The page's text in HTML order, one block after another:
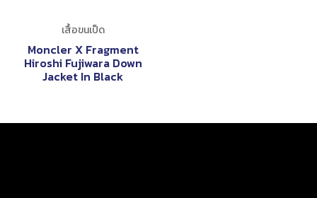
เสื้อขนเป็ด
Moncler X Fragment
Hiroshi Fujiwara Down
Jacket In Black